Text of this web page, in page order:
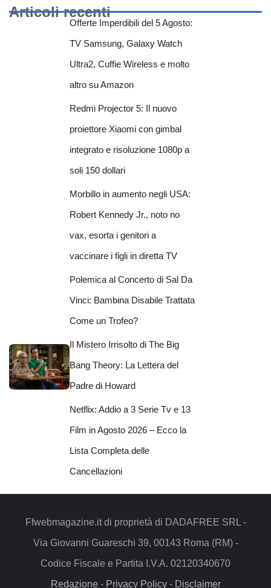
Articoli recenti
Offerte Imperdibili del 5 Agosto:
TV Samsung, Galaxy Watch
Ultra2, Cuffie Wireless e molto
altro su Amazon
Redmi Projector 5: Il nuovo
proiettore Xiaomi con gimbal
integrato e risoluzione 1080p a
soli 150 dollari
Morbillo in aumento negli USA:
Robert Kennedy Jr., noto no
vax, esorta i genitori a
vaccinare i figli in diretta TV
Polemica al Concerto di Sal Da
Vinci: Bambina Disabile Trattata
Come un Trofeo?
Il Mistero Irrisolto di The Big
Bang Theory: La Lettera del
Padre di Howard
Netflix: Addio a 3 Serie Tv e 13
Film in Agosto 2026 – Ecco la
Lista Completa delle
Cancellazioni
Ffwebmagazine.it di proprietà di DADAFREE SRL -
Via Giovanni Guareschi 39, 00143 Roma (RM) -
Codice Fiscale e Partita I.V.A. 02120340670
Redazione- Privacy Policy- Disclaimer